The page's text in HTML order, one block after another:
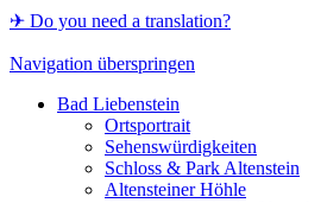
✈ Do you need a translation?
Navigation überspringen
Bad Liebenstein
Ortsportrait
Sehenswürdigkeiten
Schloss & Park Altenstein
Altensteiner Höhle